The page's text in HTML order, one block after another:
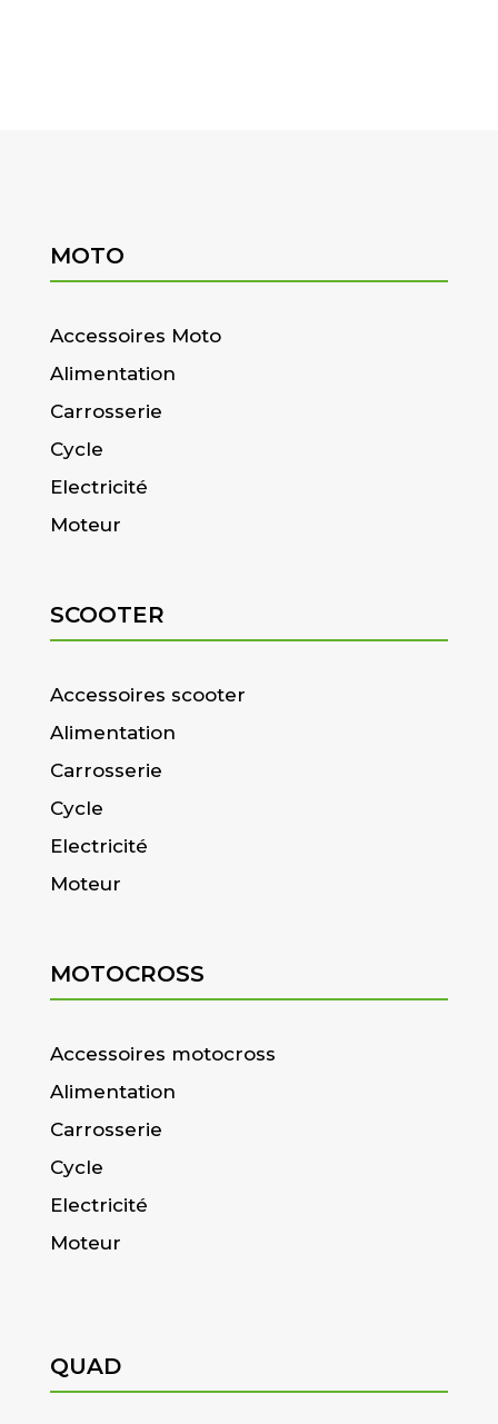
MOTO
Accessoires Moto
Alimentation
Carrosserie
Cycle
Electricité
Moteur
SCOOTER
Accessoires scooter
Alimentation
Carrosserie
Cycle
Electricité
Moteur
MOTOCROSS
Accessoires motocross
Alimentation
Carrosserie
Cycle
Electricité
Moteur
QUAD